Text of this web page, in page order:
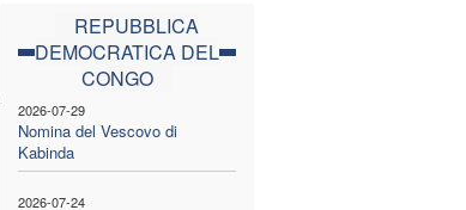
REPUBBLICA
DEMOCRATICA DEL
CONGO
2026-07-29
Nomina del Vescovo di
Kabinda
2026-07-24